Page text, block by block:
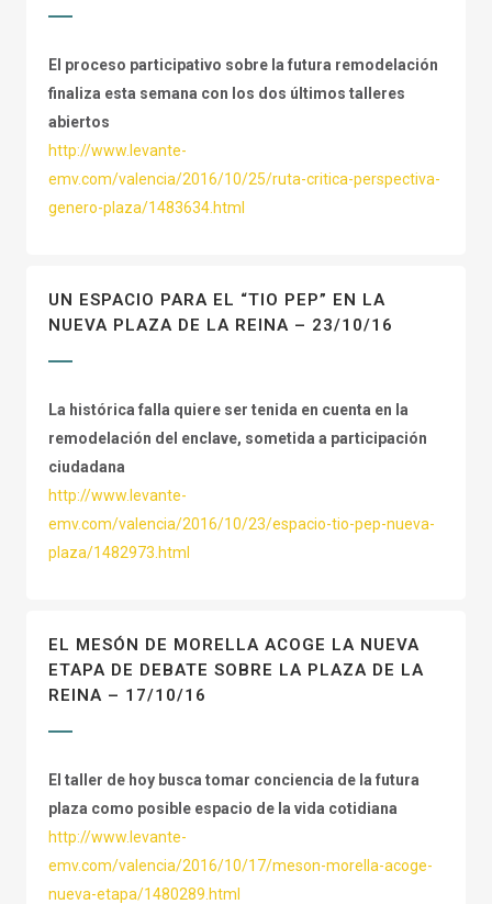
El proceso participativo sobre la futura remodelación
finaliza esta semana con los dos últimos talleres
abiertos
http://www.levante-
emv.com/valencia/2016/10/25/ruta-critica-perspectiva-
genero-plaza/1483634.html
UN ESPACIO PARA EL “TIO PEP” EN LA
NUEVA PLAZA DE LA REINA – 23/10/16
La histórica falla quiere ser tenida en cuenta en la
remodelación del enclave, sometida a participación
ciudadana
http://www.levante-
emv.com/valencia/2016/10/23/espacio-tio-pep-nueva-
plaza/1482973.html
EL MESÓN DE MORELLA ACOGE LA NUEVA
ETAPA DE DEBATE SOBRE LA PLAZA DE LA
REINA – 17/10/16
El taller de hoy busca tomar conciencia de la futura
plaza como posible espacio de la vida cotidiana
http://www.levante-
emv.com/valencia/2016/10/17/meson-morella-acoge-
nueva-etapa/1480289.html